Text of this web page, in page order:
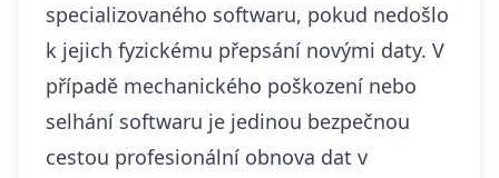
specializovaného softwaru, pokud nedošlo
k jejich fyzickému přepsání novými daty. V
případě mechanického poškození nebo
selhání softwaru je jedinou bezpečnou
cestou profesionální obnova dat v